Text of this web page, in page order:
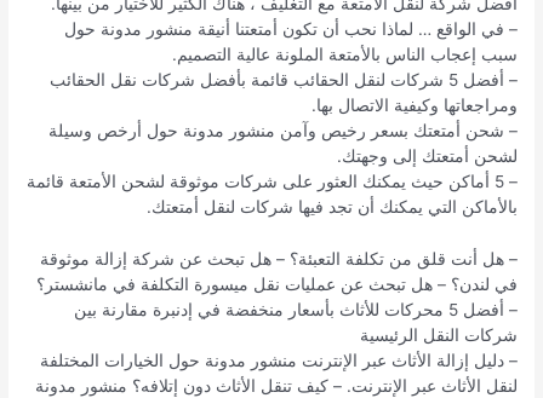
– في الواقع … لماذا نحب أن تكون أمتعتنا أنيقة منشور مدونة حول
سبب إعجاب الناس بالأمتعة الملونة عالية التصميم.
– أفضل 5 شركات لنقل الحقائب قائمة بأفضل شركات نقل الحقائب
ومراجعاتها وكيفية الاتصال بها.
– شحن أمتعتك بسعر رخيص وآمن منشور مدونة حول أرخص وسيلة
لشحن أمتعتك إلى وجهتك.
– 5 أماكن حيث يمكنك العثور على شركات موثوقة لشحن الأمتعة قائمة
بالأماكن التي يمكنك أن تجد فيها شركات لنقل أمتعتك.
– هل أنت قلق من تكلفة التعبئة؟ – هل تبحث عن شركة إزالة موثوقة
في لندن؟ – هل تبحث عن عمليات نقل ميسورة التكلفة في مانشستر؟
– أفضل 5 محركات للأثاث بأسعار منخفضة في إدنبرة مقارنة بين
شركات النقل الرئيسية
– دليل إزالة الأثاث عبر الإنترنت منشور مدونة حول الخيارات المختلفة
لنقل الأثاث عبر الإنترنت. – كيف تنقل الأثاث دون إتلافه؟ منشور مدونة